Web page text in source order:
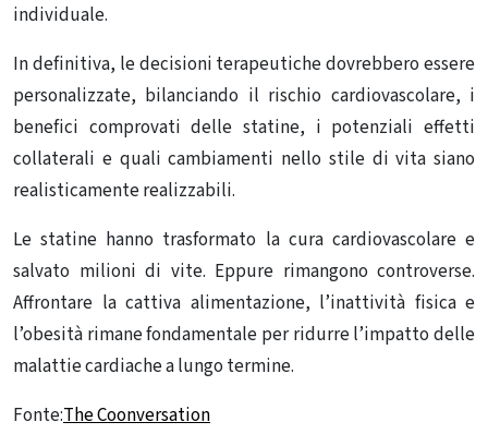
individuale.
In definitiva, le decisioni terapeutiche dovrebbero essere
personalizzate, bilanciando il rischio cardiovascolare, i
benefici comprovati delle statine, i potenziali effetti
collaterali e quali cambiamenti nello stile di vita siano
realisticamente realizzabili.
Le statine hanno trasformato la cura cardiovascolare e
salvato milioni di vite. Eppure rimangono controverse.
Affrontare la cattiva alimentazione, l’inattività fisica e
l’obesità rimane fondamentale per ridurre l’impatto delle
malattie cardiache a lungo termine.
Fonte:The Coonversation